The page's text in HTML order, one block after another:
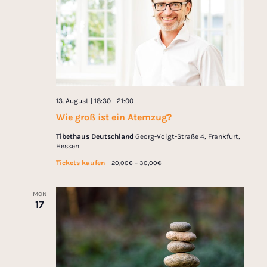
S
e
r
V
i
e
w
s
g
Wie groß ist ein Atemzug?
13. August | 18:30- 21:00
Tibethaus Deutschland Georg-Voigt-Straße 4, Frankfurt,
Hessen
Tickets kaufen
20,00€ – 30,00€
MON
17